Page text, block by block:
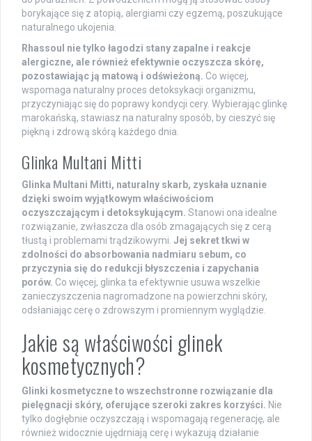
borykające się z atopią, alergiami czy egzemą, poszukujące
naturalnego ukojenia.
Rhassoul nie tylko łagodzi stany zapalne i reakcje
alergiczne, ale również efektywnie oczyszcza skórę,
pozostawiając ją matową i odświeżoną. Co więcej,
wspomaga naturalny proces detoksykacji organizmu,
przyczyniając się do poprawy kondycji cery. Wybierając glinkę
marokańską, stawiasz na naturalny sposób, by cieszyć się
piękną i zdrową skórą każdego dnia.
Glinka Multani Mitti
Glinka Multani Mitti, naturalny skarb, zyskała uznanie
dzięki swoim wyjątkowym właściwościom
oczyszczającym i detoksykującym. Stanowi ona idealne
rozwiązanie, zwłaszcza dla osób zmagających się z cerą
tłustą i problemami trądzikowymi. Jej sekret tkwi w
zdolności do absorbowania nadmiaru sebum, co
przyczynia się do redukcji błyszczenia i zapychania
porów. Co więcej, glinka ta efektywnie usuwa wszelkie
zanieczyszczenia nagromadzone na powierzchni skóry,
odsłaniając cerę o zdrowszym i promiennym wyglądzie.
Jakie są właściwości glinek
kosmetycznych?
Glinki kosmetyczne to wszechstronne rozwiązanie dla
pielęgnacji skóry, oferujące szeroki zakres korzyści. Nie
tylko dogłębnie oczyszczają i wspomagają regenerację, ale
również widocznie ujędrniają cerę i wykazują działanie